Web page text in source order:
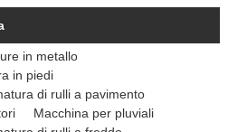
in metallo
in piedi
di rulli a pavimento
Macchina per pluviali